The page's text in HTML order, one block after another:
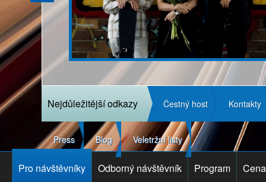
Nejdůležitější odkazy Čestný host Kontakty
Press Blog Veletržní listy
Pro návštěvníky Odborný návštěvník Program